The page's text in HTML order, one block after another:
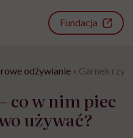
Fundacja
odżywianie › Garnek
co w nim piec
używać?